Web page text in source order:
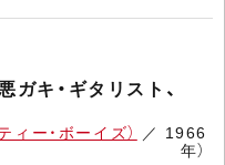
ガキ・ギタリスト、
ィー・ボーイズ） ／ 1966
年）